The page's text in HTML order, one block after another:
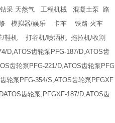
采 天然气 工程机械 混凝土泵 路
模拟器/娱乐 卡车 铁路 火车
机 打谷机/喷洒机 拖拉机/收割
D,ATOS齿轮泵PFG-187/D,ATOS齿
齿轮泵PFG-221/D,ATOS齿轮泵PFG
轮泵PFG-354/S,ATOS齿轮泵PFGXF
齿轮泵,PFGXF-187/D,ATOS齿